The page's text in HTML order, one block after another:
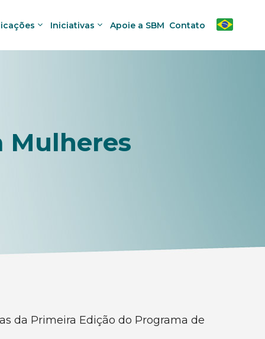
Iniciativas Apoie a SBM Contato
Mulheres
da Primeira Edição do Programa de